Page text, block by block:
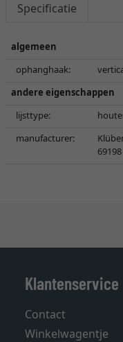
Specificatie
algemeen
ophanghaak:
andere eigenschappen
lijsttype:
manufacturer:
Klantenservice
Contact
Winkelwagentje